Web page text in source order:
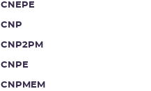
CNEPE
CNP
CNP2PM
CNPE
CNPMEM